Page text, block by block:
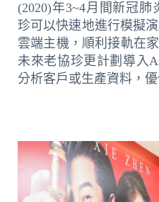
(2020)年3~4月間新冠
珍可以快速地進行模擬
雲端主機，順利接軌在
未來老協珍更計劃導入
分析客戶或生產資料，